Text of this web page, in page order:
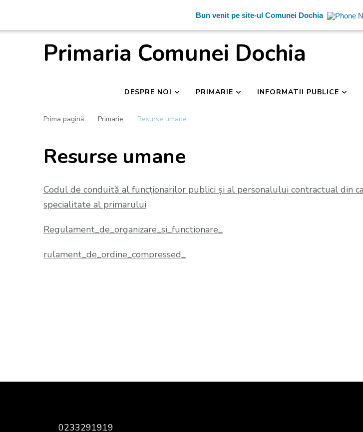
Bun venit pe site-ul Comunei Dochia
Primaria Comunei Dochia
DESPRE NOI PRIMARIE INFORMATII PUBLICE
Prima pagină Primarie Resurse umane
Resurse umane
Codul de conduită al funcționarilor publici și al personalului contractual din
specialitate al primarului
Regulament_de_organizare_si_functionare_
rulament_de_ordine_compressed_
0233291919